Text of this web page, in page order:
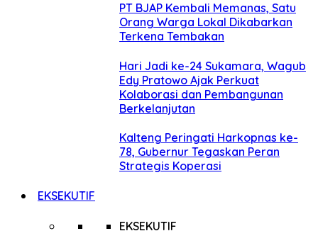
PT BJAP Kembali Memanas, Satu
Orang Warga Lokal Dikabarkan
Terkena Tembakan
Hari Jadi ke-24 Sukamara, Wagub
Edy Pratowo Ajak Perkuat
Kolaborasi dan Pembangunan
Berkelanjutan
Kalteng Peringati Harkopnas ke-
78, Gubernur Tegaskan Peran
Strategis Koperasi
EKSEKUTIF
EKSEKUTIF